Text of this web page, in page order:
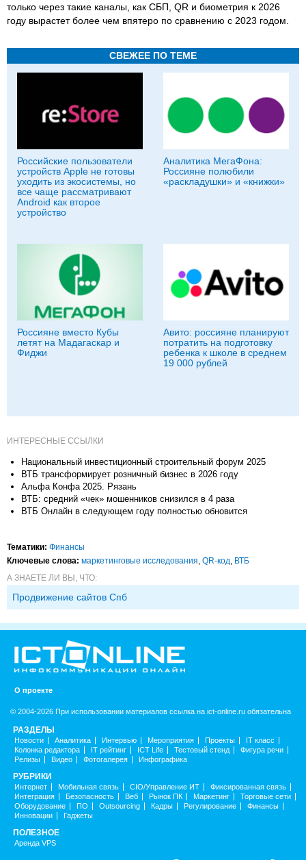
только через такие каналы, как СБП, QR и биометрия к 2026
году вырастет более чем впятеро по сравнению с 2023 годом.
СВЕЖЕЕ ПО ТЕМЕ
Российские пользователи
устройств Apple не готовы
уходить из экосистемы, но
все чаще рассматривают
Android как второе
устройство
Аналитика МегаФона:
Россияне полюбили
«раскладушки» и «книжки»
Россияне вместо Кубы
летят на Мадагаскар и
Фиджи
Авито: россияне планируют
потратить на подготовку
ребенка к школе в среднем
19 000 рублей
ИНТЕРЕСНЫЕ ССЫЛКИ
Национальный инвестиционный строительный форум 2025
ВТБ трансформирует розничный бизнес в 2026 году
Альфа Конфа 2025. Рязань
ВТБ: средний «чек» мошенников снизился в 4 раза
ВТБ Онлайн в следующем году полностью обновится
Тематики: Финансы
Ключевые слова: маркетинговые исследования, QR-код, ВТБ
А ЗНАЕТЕ ЛИ ВЫ, ЧТО:
Продвижение сайтов Спб
О проекте
© 2004-2026 При использовании материалов ссылка на ict-online.ru обязательна
РАЗДЕЛЫ
Новости Аналитика Интервью Мероприятия Проекты
IT класс
Колонка редактора
IT рейтинг ICT Life Тестовый стенд
Фигура речи
Релизы
Видео Фотогалерея Инфографика
РУБРИКИ
Интернет Мобильная связь CIO/Управление ИТ
Фиксированная связь
Интеграция
Безопасность Веб Рынок ПК Маркетинг
Торговые сети
Оборудование
ПО Outsourcing Кадры Регулирование
Финансы
Инновации
Гаджеты
ПОЛЕЗНОЕ
Аренда VPS